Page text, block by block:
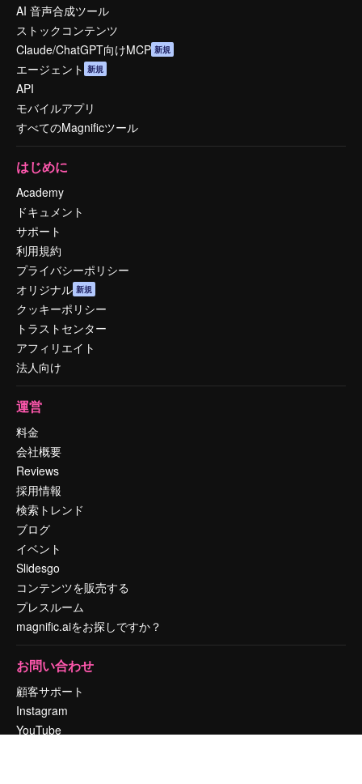
AI 音声合成ツール
ストックコンテンツ
Claude/ChatGPT向けMCP 新規
エージェント 新規
API
モバイルアプリ
すべてのMagnificツール
はじめに
Academy
ドキュメント
サポート
利用規約
プライバシーポリシー
オリジナル 新規
クッキーポリシー
トラストセンター
アフィリエイト
法人向け
運営
料金
会社概要
Reviews
採用情報
検索トレンド
ブログ
イベント
Slidesgo
コンテンツを販売する
プレスルーム
magnific.aiをお探しですか？
お問い合わせ
顧客サポート
Instagram
YouTube